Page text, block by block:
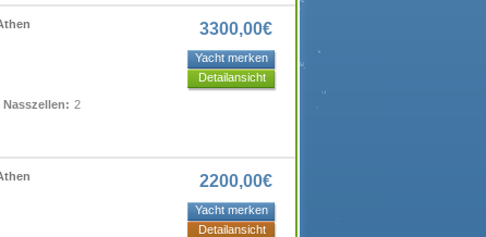
Nasszellen: 2
3300,00€
Yacht merken
Detailansicht
2200,00€
Yacht merken
Detailansicht